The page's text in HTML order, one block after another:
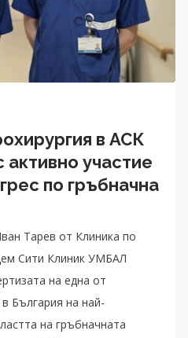
в АСК
участие
по гръбначна
Тарев от Клиника по
Сити Клиник УМБАЛ
на една от
България на най-
на гръбначната